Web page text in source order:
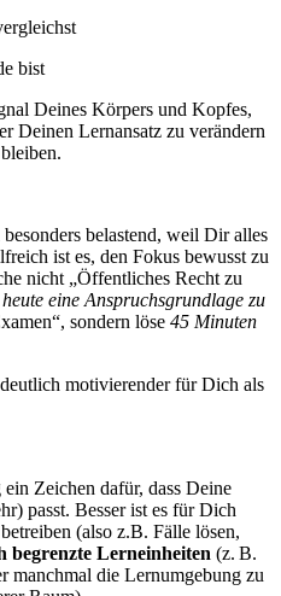
bist
Deines Körpers und Kopfes,
Deinen Lernansatz zu verändern
belastend, weil Dir alles
ist es, den Fokus bewusst zu
nicht „Öffentliches Recht zu
heute eine Anspruchsgrundlage zu
sondern löse 45 Minuten
motivierender für Dich als
Zeichen dafür, dass Deine
passt. Besser ist es für Dich
(also z.B. Fälle lösen,
begrenzte Lerneinheiten (z. B.
manchmal die Lernumgebung zu